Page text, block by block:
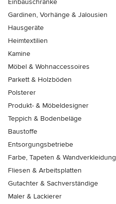
Einbauschränke
Gardinen, Vorhänge & Jalousien
Hausgeräte
Heimtextilien
Kamine
Möbel & Wohnaccessoires
Parkett & Holzböden
Polsterer
Produkt- & Möbeldesigner
Teppich & Bodenbeläge
Baustoffe
Entsorgungsbetriebe
Farbe, Tapeten & Wandverkleidung
Fliesen & Arbeitsplatten
Gutachter & Sachverständige
Maler & Lackierer